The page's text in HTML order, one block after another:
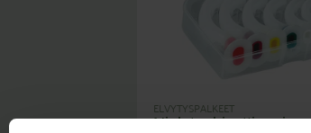
ELVYTYSPALKEET
Nielutuubisetti